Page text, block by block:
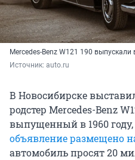
Mercedes-Benz W121 190 выпускали
Источник: auto.ru
В Новосибирске
родстер Mercedes-Benz
выпущенный в 1960 году,
объявление размещено
автомобиль просят 20